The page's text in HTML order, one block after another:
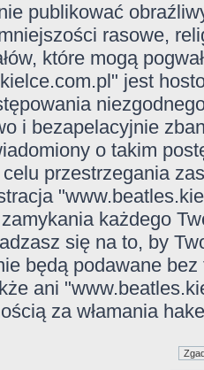
publikować
rasowe,
które mogą
jest
i bezapelacyjnie
o takim
przestrzegania
każdego
się na to, by
będą podawane
ani
za włamania